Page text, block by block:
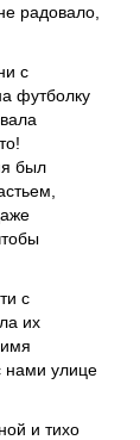
радовало,
с
футболку
был
с
их
нами улице
и тихо